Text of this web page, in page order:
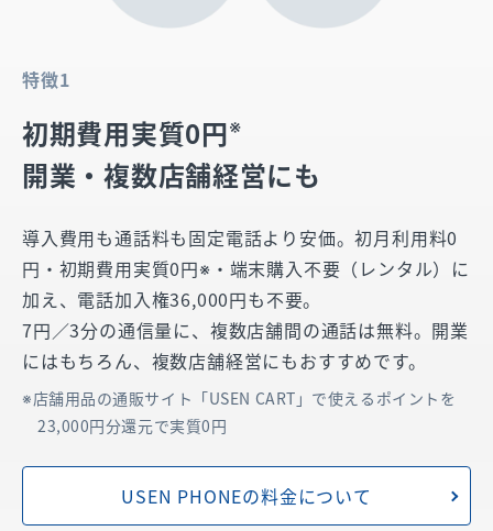
特徴1
初期費用実質0円※
開業・複数店舗経営にも
導入費用も通話料も固定電話より安価。初月利用料0
円・初期費用実質0円※・端末購入不要（レンタル）に
加え、電話加入権36,000円も不要。
7円／3分の通信量に、複数店舗間の通話は無料。開業
にはもちろん、複数店舗経営にもおすすめです。
店舗用品の通販サイト「USEN CART」で使えるポイントを
23,000円分還元で実質0円
USEN PHONEの料金について